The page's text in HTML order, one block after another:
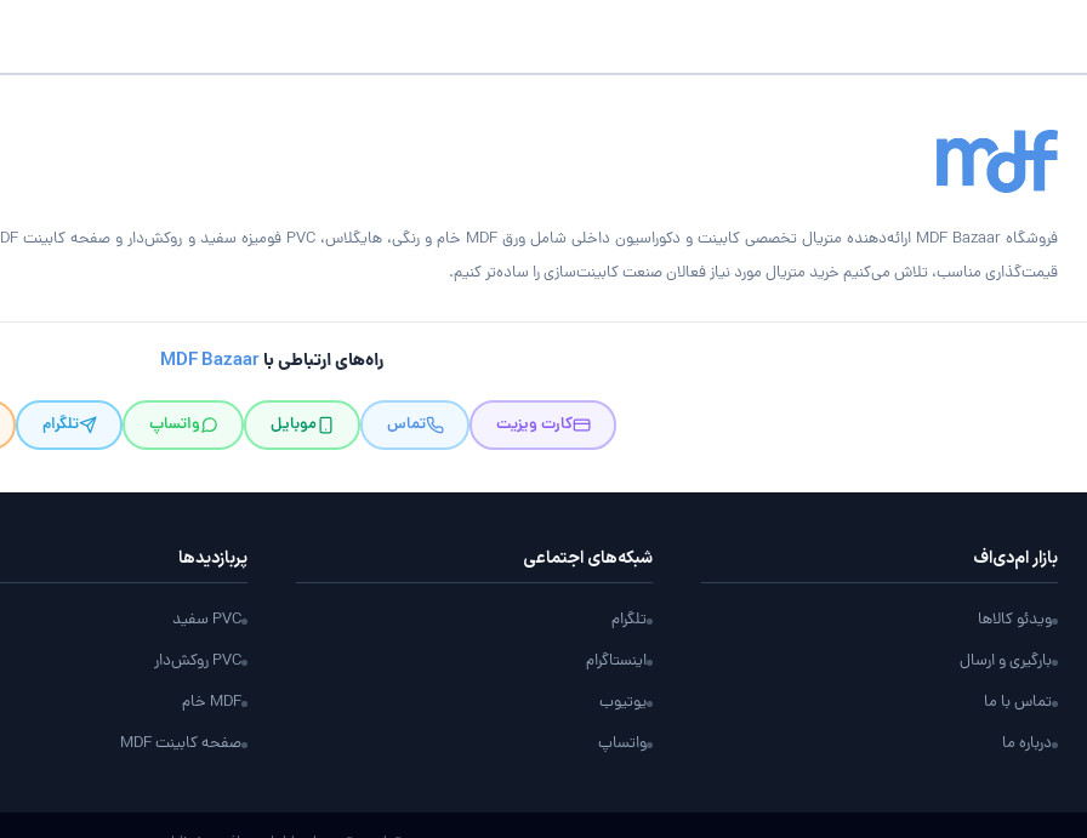
قیمت‌گذاری مناسب، تلاش می‌کنیم خرید متریال مورد نیاز فعالان صنعت کابینت‌سازی را ساده‌تر کنیم.
راه‌های ارتباطی باMDF Bazaar
کارت ویزیت تماس موبایل واتساپ تلگرام
بازار ام‌دی‌اف
ویدئو کالاها
بارگیری و ارسال
تماس با ما
درباره ما
شبکه‌های اجتماعی
تلگرام
اینستاگرام
یوتیوب
واتساپ
پربازدید‌ها
PVC سفید
PVC روکش‌دار
MDF خام
صفحه کابینت MDF